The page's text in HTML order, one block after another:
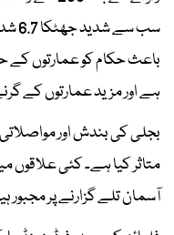
سب
باعث حکام کو عمارتوں کے
ہے اور مزید عمارتوں کے
بجلی کی بندش اور
متاثر کیا ہے۔ کئی
آسمان تلے گزارنے پر مجبور